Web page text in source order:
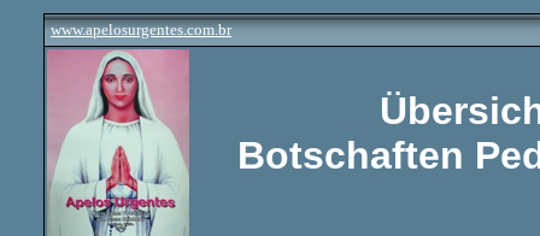
www.apelosurgentes.com.br
Botschaften